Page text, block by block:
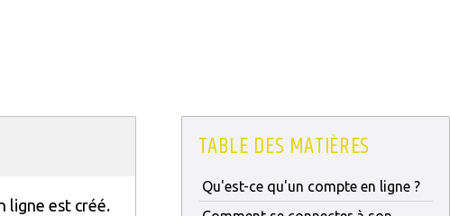
TABLE DES MATIÈRES
Qu'est-ce qu'un compte en ligne ?
ligne est créé.